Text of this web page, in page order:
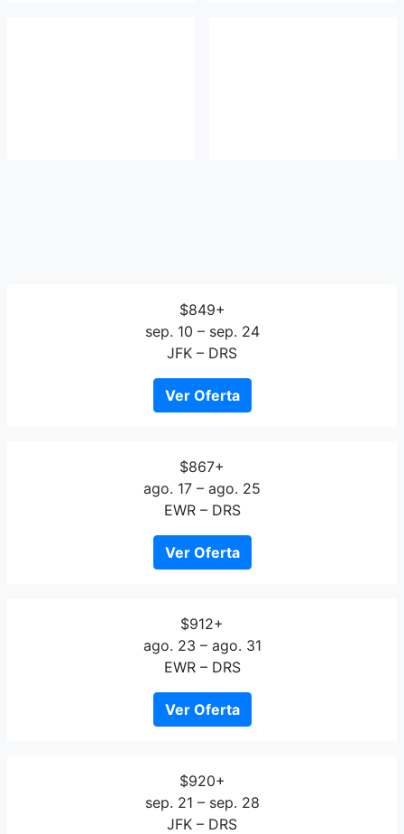
$849+
sep. 10 – sep. 24
JFK – DRS
Ver Oferta
$867+
ago. 17 – ago. 25
EWR – DRS
Ver Oferta
$912+
ago. 23 – ago. 31
EWR – DRS
Ver Oferta
$920+
sep. 21 – sep. 28
JFK – DRS